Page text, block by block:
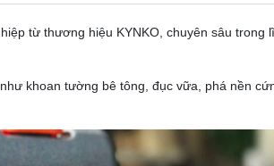
từ thương hiệu KYNKO, chuyên sâu trong
khoan tường bê tông, đục vữa, phá nền